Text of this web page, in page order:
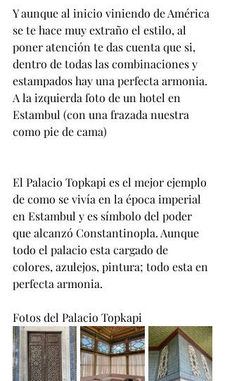
Y aunque al inicio viniendo de América
se te hace muy extraño el estilo, al
poner atención te das cuenta que si,
dentro de todas las combinaciones y
estampados hay una perfecta armonia.
A la izquierda foto de un hotel en
Estambul (con una frazada nuestra
como pie de cama)
El Palacio Topkapi es el mejor ejemplo
de como se vivía en la época imperial
en Estambul y es símbolo del poder
que alcanzó Constantinopla. Aunque
todo el palacio esta cargado de
colores, azulejos, pintura; todo esta en
perfecta armonia.
Fotos del Palacio Topkapi